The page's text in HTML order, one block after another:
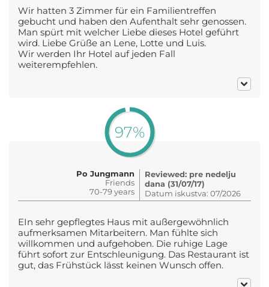
Wir hatten 3 Zimmer für ein Familientreffen
gebucht und haben den Aufenthalt sehr genossen.
Man spürt mit welcher Liebe dieses Hotel geführt
wird. Liebe Grüße an Lene, Lotte und Luis.
Wir werden Ihr Hotel auf jeden Fall
weiterempfehlen.
97%
Po Jungmann
Friends
70-79 years
Reviewed: pre nedelju
dana (31/07/17)
Datum iskustva: 07/2026
EIn sehr gepflegtes Haus mit außergewöhnlich
aufmerksamen Mitarbeitern. Man fühlte sich
willkommen und aufgehoben. Die ruhige Lage
führt sofort zur Entschleunigung. Das Restaurant ist
gut, das Frühstück lässt keinen Wunsch offen.